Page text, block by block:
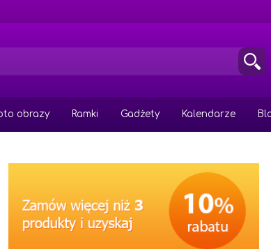
obrazy Ramki Gadżety Kalendarze